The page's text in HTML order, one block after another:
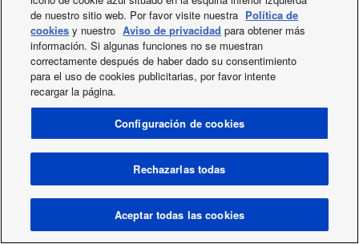
Twitter
SOBRE NOSOTROS
Contacto y Soporte
Cookies
Noticias
Area / País
Copyright © 2026 Tecnair S.p.A.
de nuestro sitio web. Por favor visite nuestra Política de
cookies y nuestro Aviso de privacidad para obtener más
información. Si algunas funciones no se muestran
correctamente después de haber dado su consentimiento
para el uso de cookies publicitarias, por favor intente
recargar la página.
Configuración de cookies
Rechazarlas todas
Aceptar todas las cookies